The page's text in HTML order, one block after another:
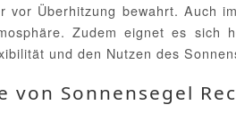
Überhitzung bewahrt. Auch
Zudem eignet es sich
und den Nutzen des
Sonnensegel